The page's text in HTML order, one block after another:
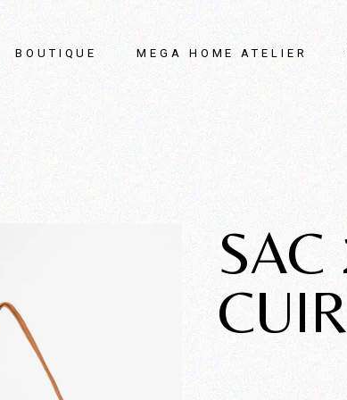
BOUTIQUE MEGA HOME ATELIER
SAC
CUIR